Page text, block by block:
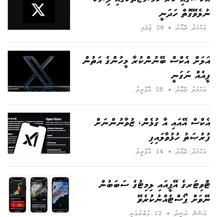
ނުލެވޭގޮތް ހަދަނީ
އަޙްމަދު ދާއޫދު •
އަލަށް އެކްސް ބޭނުންކުރާ މީހުންގެ އަތުން
ފީއެއް ނަގަނީ
އަޙްމަދު ދާއޫދު •
އެކްސް އޭއައި އާ ގުޅެން، ޒުވާނުންނަށް
ފުރުޞަތު ހުޅުވާލައިފި
އަޙްމަދު ދާއޫދު •
ޓްވިޓަރގެ އޭޕީއައި ލިމިޓުގެ ސަބަބުން
ނޭވަށް ޕޯސްޓެއްނުކުރެވޭ
އަޝްނާ ރަޝީދު •